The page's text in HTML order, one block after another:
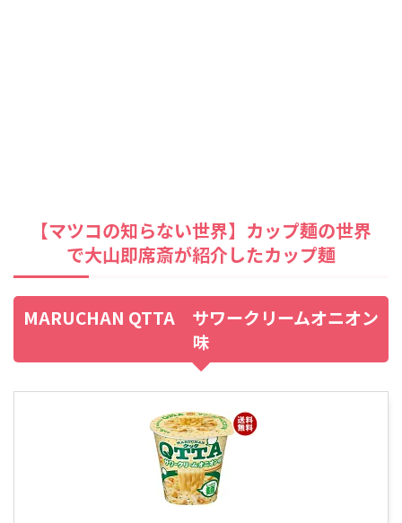
【マツコの知らない世界】カップ麺の世界
で大山即席斎が紹介したカップ麺
MARUCHAN QTTA サワークリームオニオン
味